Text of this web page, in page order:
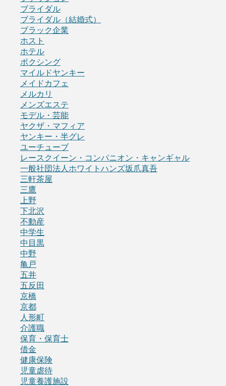
ブライダル
ブライダル（結婚式）
ブラック企業
ホスト
ホテル
ボクシング
マイルドヤンキー
メイドカフェ
メルカリ
メンズエステ
モデル・芸能
ヤクザ・マフィア
ヤンキー・半グレ
ユーチューブ
レースクイーン・コンパニオン・キャンギャル
一般社団法人ホワイトハンズ坂爪真吾
三軒茶屋
三鷹
上野
下北沢
不動産
中学生
中目黒
中野
亀戸
五井
五反田
京橋
京都
人形町
介護職
保育・保育士
借金
健康保険
児童虐待
児童養護施設